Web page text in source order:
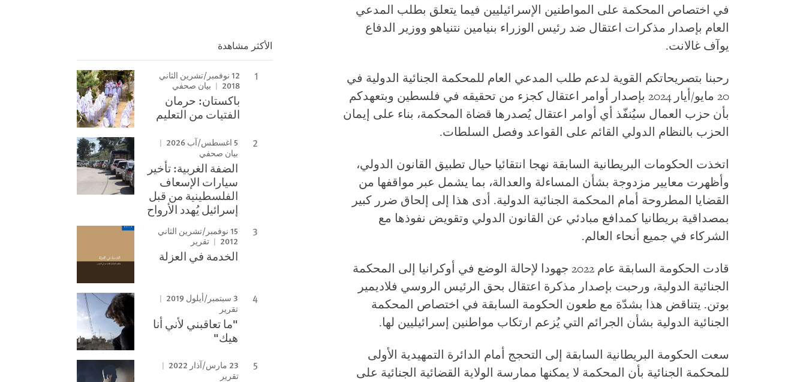
في اختصاص المحكمة على المواطنين الإسرائيليين فيما يتعلق بطلب المدعي
العام بإصدار مذكرات اعتقال ضد رئيس الوزراء بنيامين نتنياهو ووزير الدفاع
يوآف غالانت.
رحبنا بتصريحاتكم القوية لدعم طلب المدعي العام للمحكمة الجنائية الدولية في
20 مايو/أيار 2024 بإصدار أوامر اعتقال كجزء من تحقيقه في فلسطين وبتعهدكم
بأن حزب العمال سيُنفّذ أي أوامر اعتقال يُصدرها قضاة المحكمة، بناء على إيمان
الحزب بالنظام الدولي القائم على القواعد وفصل السلطات.
اتخذت الحكومات البريطانية السابقة نهجا انتقائيا حيال تطبيق القانون الدولي،
وأظهرت معايير مزدوجة بشأن المساءلة والعدالة، بما يشمل عبر مواقفها من
القضايا المطروحة أمام المحكمة الجنائية الدولية. أدى هذا إلى إلحاق ضرر كبير
بمصداقية بريطانيا كمدافع مبادئي عن القانون الدولي وتقويض نفوذها مع
الشركاء في جميع أنحاء العالم.
قادت الحكومة السابقة عام 2022 جهودا لإحالة الوضع في أوكرانيا إلى المحكمة
الجنائية الدولية، ورحبت بإصدار مذكرة اعتقال بحق الرئيس الروسي فلاديمير
بوتن. يتناقض هذا بشدّة مع طعون الحكومة السابقة في اختصاص المحكمة
الجنائية الدولية بشأن الجرائم التي يُزعم ارتكاب مواطنين إسرائيليين لها.
سعت الحكومة البريطانية السابقة إلى التحجج أمام الدائرة التمهيدية الأولى
للمحكمة الجنائية بأن المحكمة لا يمكنها ممارسة الولاية القضائية الجنائية على
الأكثر مشاهدة
12 نوفمبر/تشرين الثاني
2018
بيان صحفي
باكستان: حرمان
الفتيات من التعليم
5 اغسطس/آب 2026
بيان صحفي
الضفة الغربية: تأخير
سيارات الإسعاف
الفلسطينية من قبل
إسرائيل يُهدد الأرواح
15 نوفمبر/تشرين الثاني
2012
تقرير
الخدمة في العزلة
3 سبتمبر/أيلول 2019
تقرير
"ما تعاقبني لأني أنا
هيك"
23 مارس/آذار 2022
تقرير